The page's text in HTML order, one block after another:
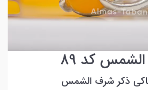
کد 89
ذکر شرف الشمس